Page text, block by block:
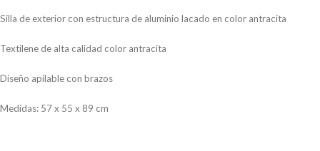
Silla de exterior con estructura de aluminio lacado en color antracita
Textilene de alta calidad color antracita
Diseño apilable con brazos
Medidas: 57 x 55 x 89 cm